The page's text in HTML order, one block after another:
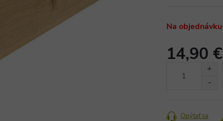
Na objednávku
14,90 €
Opýtať sa